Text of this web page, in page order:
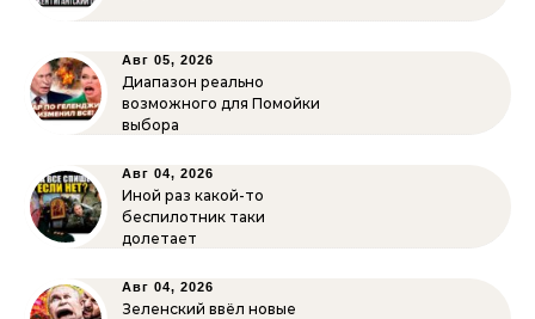
Авг 05, 2026
Диапазон реально
возможного для Помойки
выбора
Авг 04, 2026
Иной раз какой-то
беспилотник таки
долетает
Авг 04, 2026
Зеленский ввёл новые